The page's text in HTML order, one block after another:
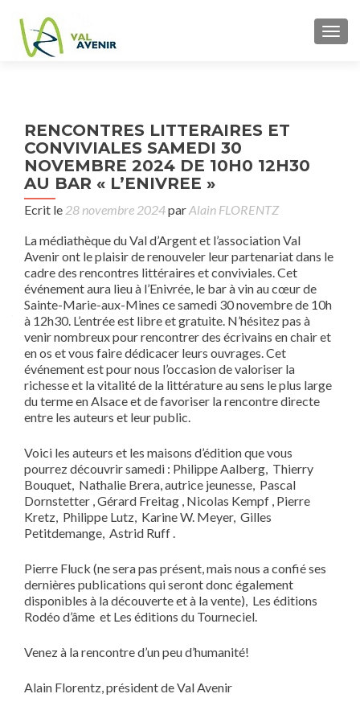
RENCONTRES LITTERAIRES ET
CONVIVIALES SAMEDI 30
NOVEMBRE 2024 DE 10H0 12H30
AU BAR « L’ENIVREE »
Ecrit le 28 novembre 2024parAlain FLORENTZ
La médiathèque du Val d’Argent et l’association Val
Avenir ont le plaisir de renouveler leur partenariat dans le
cadre des rencontres littéraires et conviviales. Cet
événement aura lieu à l’Enivrée, le bar à vin au cœur de
Sainte-Marie-aux-Mines ce samedi 30 novembre de 10h
à 12h30. L’entrée est libre et gratuite. N’hésitez pas à
venir nombreux pour rencontrer des écrivains en chair et
en os et vous faire dédicacer leurs ouvrages. Cet
événement est pour nous l’occasion de valoriser la
richesse et la vitalité de la littérature au sens le plus large
du terme en Alsace et de favoriser la rencontre directe
entre les auteurs et leur public.
Voici les auteurs et les maisons d’édition que vous
pourrez découvrir samedi : Philippe Aalberg, Thierry
Bouquet, Nathalie Brera, autrice jeunesse, Pascal
Dornstetter , Gérard Freitag , Nicolas Kempf , Pierre
Kretz, Philippe Lutz, Karine W. Meyer, Gilles
Petitdemange, Astrid Ruff .
Pierre Fluck (ne sera pas présent, mais nous a confié ses
dernières publications qui seront donc également
disponibles à la découverte et à la vente), Les éditions
Rodéo d’âme et Les éditions du Tourneciel.
Venez à la rencontre d’un peu d’humanité!
Alain Florentz, président de Val Avenir